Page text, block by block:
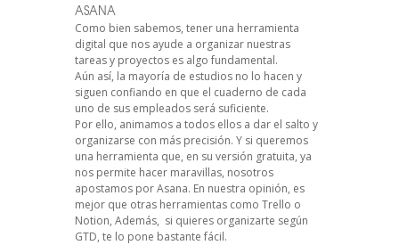
ASANA
Como bien sabemos, tener una herramienta
digital que nos ayude a organizar nuestras
tareas y proyectos es algo fundamental.
Aún así, la mayoría de estudios no lo hacen y
siguen confiando en que el cuaderno de cada
uno de sus empleados será suficiente.
Por ello, animamos a todos ellos a dar el salto y
organizarse con más precisión. Y si queremos
una herramienta que, en su versión gratuita, ya
nos permite hacer maravillas, nosotros
apostamos por Asana. En nuestra opinión, es
mejor que otras herramientas como Trello o
Notion, Además, si quieres organizarte según
GTD, te lo pone bastante fácil.